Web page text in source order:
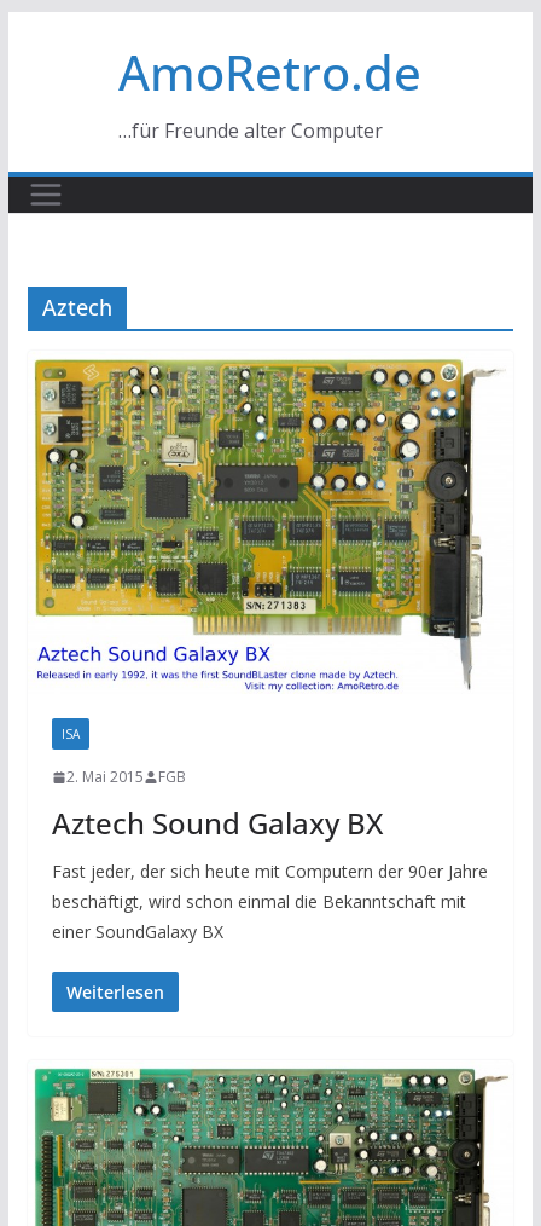
AmoRetro.de
…für Freunde alter Computer
Aztech
ISA
2. Mai 2015 FGB
Aztech Sound Galaxy BX
Fast jeder, der sich heute mit Computern der 90er Jahre
beschäftigt, wird schon einmal die Bekanntschaft mit
einer SoundGalaxy BX
Weiterlesen